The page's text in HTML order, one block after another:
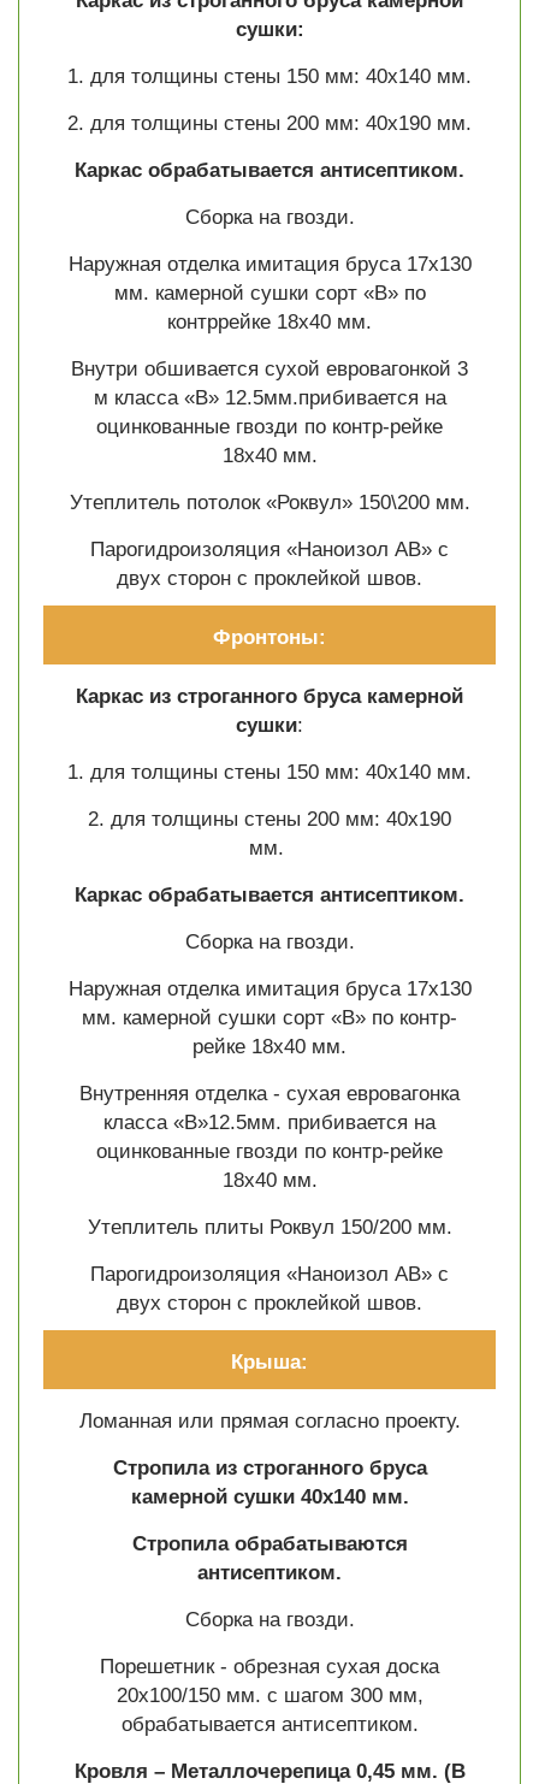
сушки:
1. для толщины стены 150 мм: 40х140 мм.
2. для толщины стены 200 мм: 40х190 мм.
Каркас обрабатывается антисептиком.
Сборка на гвозди.
Наружная отделка имитация бруса 17х130
мм. камерной сушки сорт «В» по
контррейке 18х40 мм.
Внутри обшивается сухой евровагонкой 3
м класса «В» 12.5мм.прибивается на
оцинкованные гвозди по контр-рейке
18х40 мм.
Утеплитель потолок «Роквул» 150\200 мм.
Парогидроизоляция «Наноизол АВ» с
двух сторон с проклейкой швов.
Фронтоны:
Каркас из строганного бруса камерной
сушки:
1. для толщины стены 150 мм: 40х140 мм.
2. для толщины стены 200 мм: 40х190
мм.
Каркас обрабатывается антисептиком.
Сборка на гвозди.
Наружная отделка имитация бруса 17х130
мм. камерной сушки сорт «В» по контр-
рейке 18х40 мм.
Внутренняя отделка - сухая евровагонка
класса «В»12.5мм. прибивается на
оцинкованные гвозди по контр-рейке
18х40 мм.
Утеплитель плиты Роквул 150/200 мм.
Парогидроизоляция «Наноизол АВ» с
двух сторон с проклейкой швов.
Крыша:
Ломанная или прямая согласно проекту.
Стропила из строганного бруса
камерной сушки 40х140 мм.
Стропила обрабатываются
антисептиком.
Сборка на гвозди.
Порешетник - обрезная сухая доска
20х100/150 мм. с шагом 300 мм,
обрабатывается антисептиком.
Кровля – Металлочерепица 0,45 мм. (В